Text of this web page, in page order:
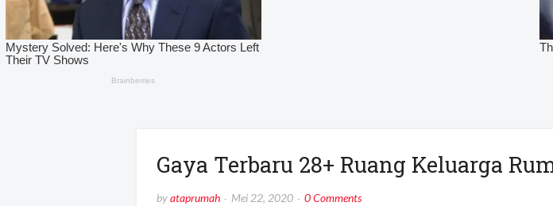
Gaya Terbaru 28+ Ruang Keluarga
byataprumah Mei 22, 2020 0 Comments